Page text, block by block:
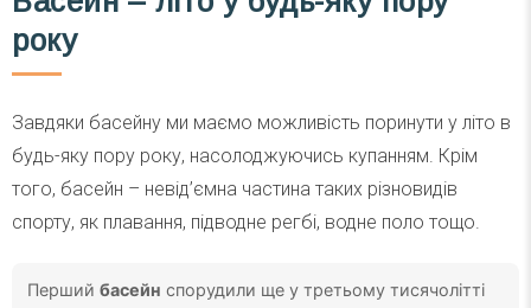
року
Завдяки басейну ми маємо можливість поринути у літо в
будь-яку пору року, насолоджуючись купанням. Крім
того, басейн – невід’ємна частина таких різновидів
спорту, як плавання, підводне регбі, водне поло тощо.
Перший басейн спорудили ще у третьому тисячолітті